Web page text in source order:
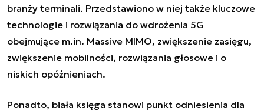
branży terminali. Przedstawiono w niej także kluczowe
technologie i rozwiązania do wdrożenia 5G
obejmujące m.in. Massive MIMO, zwiększenie zasięgu,
zwiększenie mobilności, rozwiązania głosowe i o
niskich opóźnieniach.
Ponadto, biała księga stanowi punkt odniesienia dla